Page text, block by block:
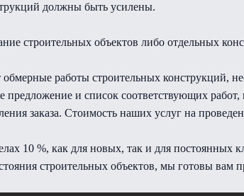
должны быть усилены.
строительных объектов либо отдельных
работы строительных конструкций,
предложение и список соответствующих
заказа. Стоимость наших услуг на
10 %, как для новых, так и для постоянных
строительных объектов, мы готовы вам